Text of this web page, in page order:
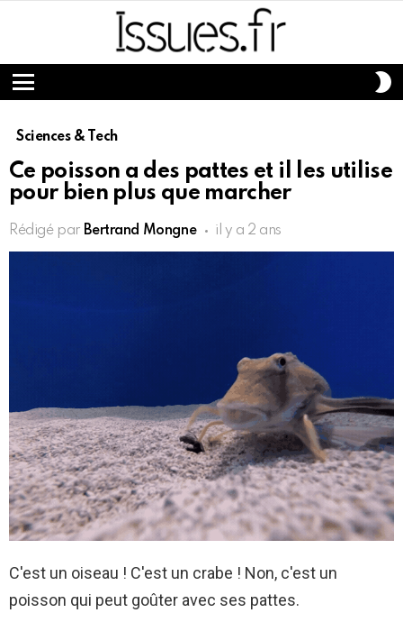
Menu
Sciences & Tech
Ce poisson a des pattes et il les utilise
pour bien plus que marcher
Rédigé par Bertrand Mongne il y a 2 ans
C'est un oiseau ! C'est un crabe ! Non, c'est un
poisson qui peut goûter avec ses pattes.